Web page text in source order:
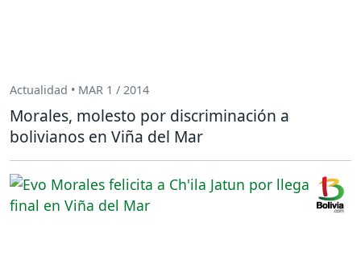
Actualidad • MAR 1 / 2014
Morales, molesto por discriminación a
bolivianos en Viña del Mar